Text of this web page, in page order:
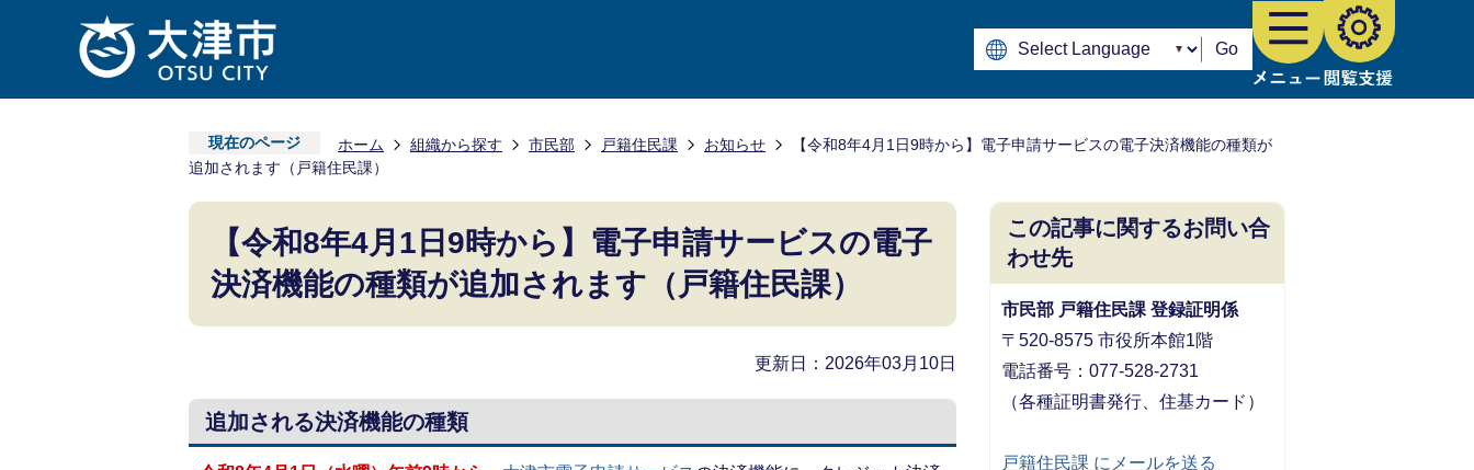
Go
現在のページ ホーム 組織から探す 市民部 戸籍住民課 お知らせ
【令和8年4月1日9時から】電子申請サービスの電子決済機能の種類が
追加されます（戸籍住民課）
【令和8年4月1日9時から】電子申請サービスの電子
決済機能の種類が追加されます（戸籍住民課）
更新日：2026年03月10日
追加される決済機能の種類
この記事に関するお問い合
わせ先
市民部 戸籍住民課 登録証明係
〒520-8575 市役所本館1階
電話番号：077-528-2731
（各種証明書発行、住基カード）
戸籍住民課 にメールを送る